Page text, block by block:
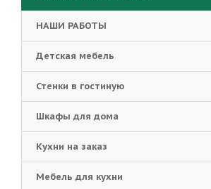
НАШИ РАБОТЫ
Детская мебель
Стенки в гостиную
Шкафы для дома
Кухни на заказ
Мебель для кухни